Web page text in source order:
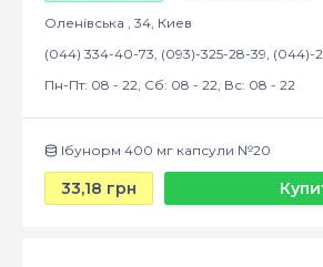
Оленівська , 34, Киев
(044) 334-40-73, (093)-325-28-39, (044)-
Пн-Пт: 08 - 22, Сб: 08 - 22, Вс: 08 - 22
Ібунорм 400 мг капсули №20
33,18 грн